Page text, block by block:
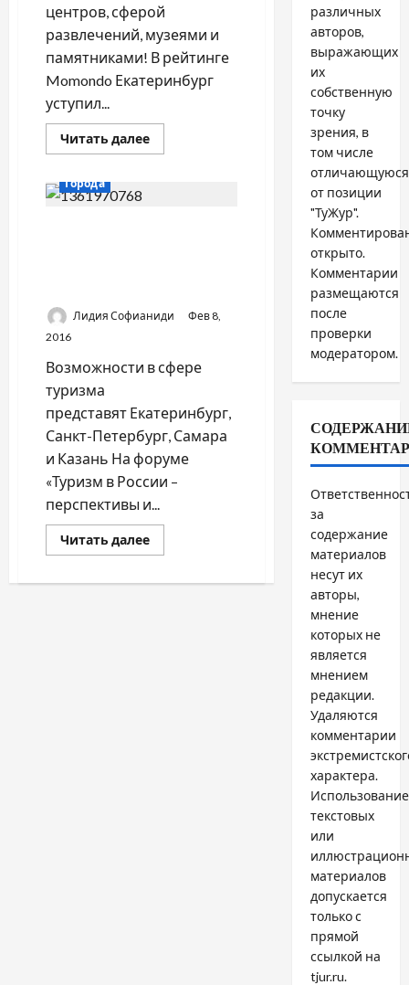
центров, сферой
развлечений, музеями и
памятниками! В рейтинге
Momondo Екатеринбург
уступил...
Читать далееПрочитать
больше
Города
Лидия Софианиди
Фев 8,
2016
Возможности в сфере
туризма
представят Екатеринбург,
Санкт-Петербург, Самара
и Казань На форуме
«Туризм в России –
перспективы и...
Читать далееПрочитать
больше
различных
авторов,
выражающих
их
собственную
точку
зрения, в
том числе
отличающуюся
от позиции
"ТуЖур".
открыто.
Комментарии
размещаются
после
проверки
модератором.
за
содержание
материалов
несут их
авторы,
мнение
которых не
является
мнением
редакции.
Удаляются
комментарии
характера.
Использование
текстовых
или
материалов
допускается
только с
прямой
ссылкой на
tjur.ru.